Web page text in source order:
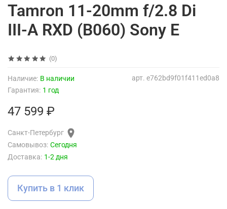
(0)
арт. e762bd9f01f411ed0a8
Наличие: В наличии
Гарантия: 1 год
Tamron 11-20mm f/2.8 Di
III-A RXD (B060) Sony E
47 599 ₽
Санкт-Петербург
Самовывоз: Сегодня
Доставка: 1-2 дня
Купить в 1 клик